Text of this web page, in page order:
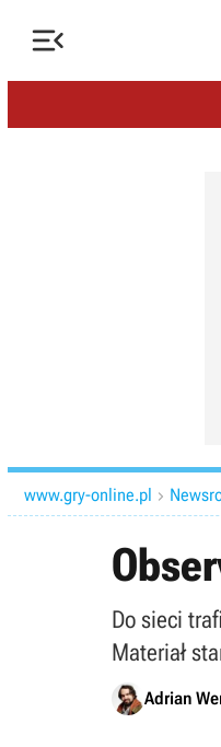

www.gry-online.pl 
Do sieci
Materiał
Adrian